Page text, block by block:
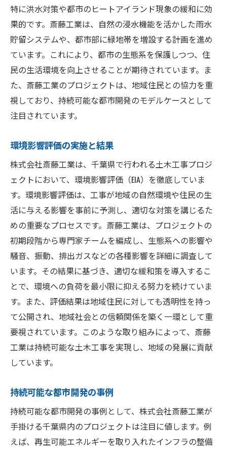
特に洪水対策や都市のヒートアイランド現象の緩和に効
果的です。斎藤工業は、自然の浸水機能を活かした雨水
貯留システムや、都市部に緑地帯を増設する計画を進め
ています。これにより、都市の生態系を保護しつつ、住
民の生活環境を向上させることが期待されています。ま
た、斎藤工業のプロジェクトは、地域住民との協力を重
視しており、持続可能な都市開発のモデルケースとして
注目されています。
環境影響評価の実施と結果
株式会社斎藤工業は、千葉県で行われる土木工事プロジ
ェクトにおいて、環境影響評価（EIA）を徹底していま
す。環境影響評価は、工事が地域の自然環境や住民の生
活に与える影響を事前に予測し、適切な対策を講じるた
めの重要なプロセスです。斎藤工業は、プロジェクトの
初期段階から専門家チームを編成し、生態系への影響や
騒音、振動、排出ガスなどの各種影響を詳細に調査して
います。その結果に基づき、適切な緩和策を導入するこ
とで、環境への負荷を最小限に抑える努力を続けていま
す。また、評価結果は地域住民に対しても透明性を持っ
て公開され、地域社会との信頼関係を築く一環として重
要視されています。このような取り組みによって、斎藤
工業は持続可能な土木工事を実現し、地域の発展に貢献
しています。
持続可能な都市開発の事例
持続可能な都市開発の事例として、株式会社斎藤工業が
手掛ける千葉県内のプロジェクトは注目に値します。例
えば、再生可能エネルギーを取り入れたインフラの整備